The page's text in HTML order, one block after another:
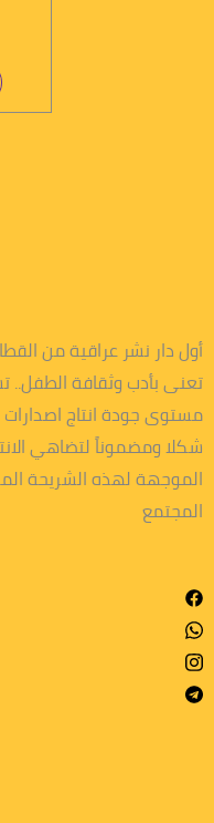
أول دار نشر عراقية من
تعنى بأدب وثقافة
مستوى جودة انتاج
شكلا ومضموناً لتضاهي
الموجهة لهذه الشريحة
المجتمع